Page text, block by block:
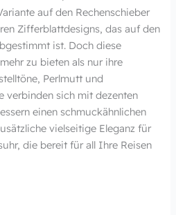
auf den Rechenschieber
Zifferblattdesigns, das auf den
ist. Doch diese
zu bieten als nur ihre
Perlmutt und
verbinden sich mit dezenten
einen schmuckähnlichen
vielseitige Eleganz für
die bereit für all Ihre Reisen